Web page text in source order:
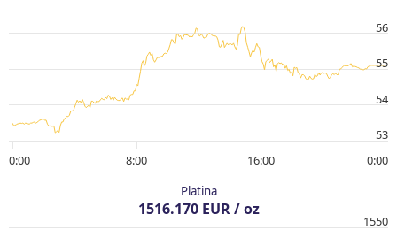
0:00 8:00 16:00 0:00
53
54
55
56
Platina
1516.170 EUR / oz
1550